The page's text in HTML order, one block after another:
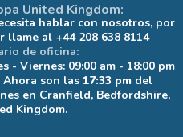
United Kingdom:
hablar con nosotros, por
llame al +44 208 638 8114
de oficina:
- Viernes: 09:00 am - 18:00 pm
Ahora son las17:33 pm del
en Cranfield, Bedfordshire,
Kingdom.